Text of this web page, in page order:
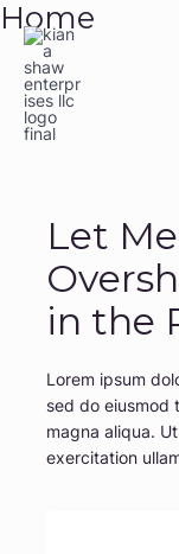
Skip
content
Home
Let
in the
Lorem ipsum
sed do eiusmod
magna aliqua.
exercitation